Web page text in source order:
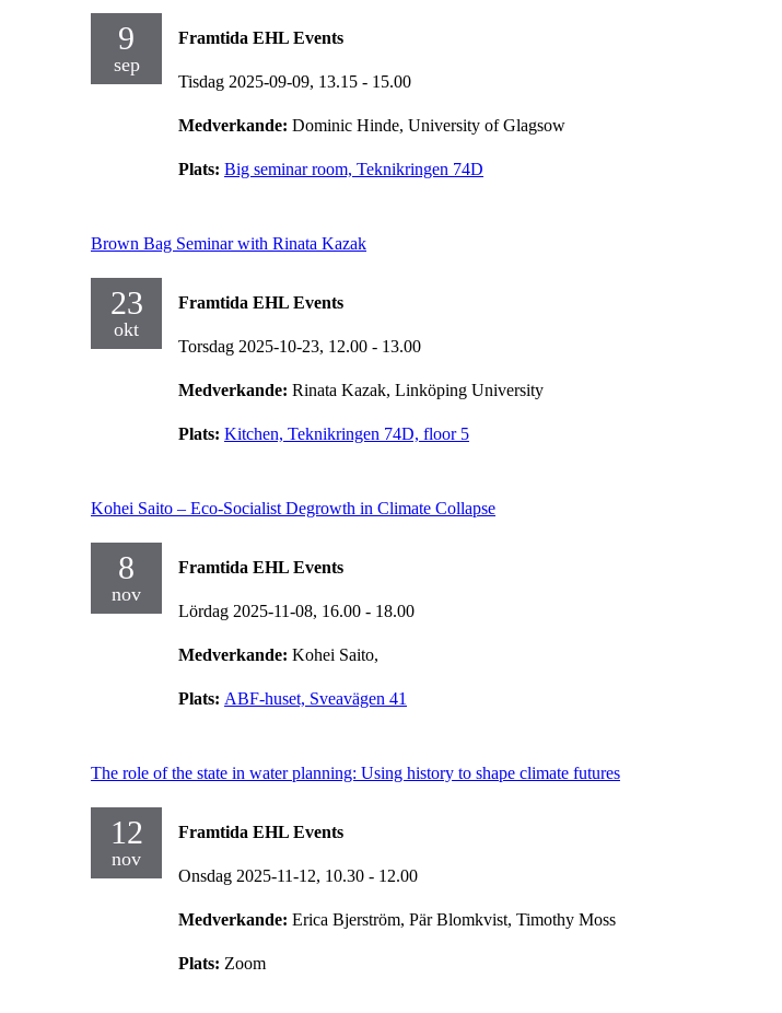
9
sep
Framtida EHL Events
Tisdag 2025-09-09, 13.15 - 15.00
Medverkande: Dominic Hinde, University of Glagsow
Plats: Big seminar room, Teknikringen 74D
Brown Bag Seminar with Rinata Kazak
23
okt
Framtida EHL Events
Torsdag 2025-10-23, 12.00 - 13.00
Medverkande: Rinata Kazak, Linköping University
Plats: Kitchen, Teknikringen 74D, floor 5
Kohei Saito – Eco-Socialist Degrowth in Climate Collapse
8
nov
Framtida EHL Events
Lördag 2025-11-08, 16.00 - 18.00
Medverkande: Kohei Saito,
Plats: ABF-huset, Sveavägen 41
The role of the state in water planning: Using history to shape climate futures
12
nov
Framtida EHL Events
Onsdag 2025-11-12, 10.30 - 12.00
Medverkande: Erica Bjerström, Pär Blomkvist, Timothy Moss
Plats: Zoom